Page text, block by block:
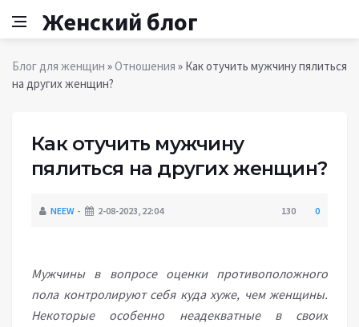
Женский блог
Блог для женщин »Отношения » Как отучить мужчину пялиться
на других женщин?
Как отучить мужчину
пялиться на других женщин?
NEEW 2-08-2023, 22:04 130 0
Мужчины в вопросе оценки противоположного
пола контролируют себя куда хуже, чем женщины.
Некоторые особенно неадекватные в своих